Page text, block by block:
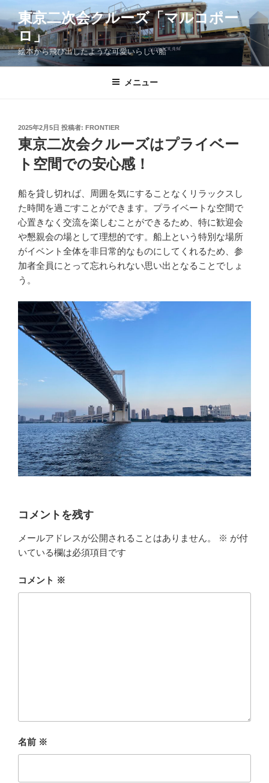
ン
テ
ン
ツ
東京二次会クルーズ「マルコポー
ロ」
絵本から飛び出したような可愛いらしい船
メニュー
投
稿
日:
2025年2月5日 投稿者: FRONTIER
東京二次会クルーズはプライベー
ト空間での安心感！
船を貸し切れば、周囲を気にすることなくリラックスし
た時間を過ごすことができます。プライベートな空間で
心置きなく交流を楽しむことができるため、特に歓迎会
や懇親会の場として理想的です。船上という特別な場所
がイベント全体を非日常的なものにしてくれるため、参
加者全員にとって忘れられない思い出となることでしょ
う。
コメントを残す
メールアドレスが公開されることはありません。 ※ が付
いている欄は必須項目です
コメント ※
名前 ※